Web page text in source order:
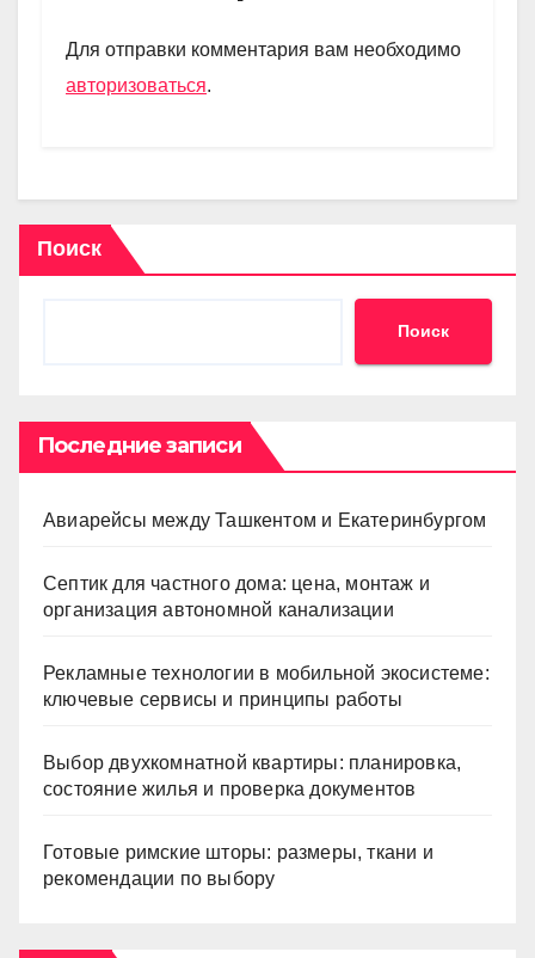
m p
p
a
и
Для отправки комментария вам необходимо
авторизоваться.
Поиск
Поиск
Последние записи
Авиарейсы между Ташкентом и Екатеринбургом
Септик для частного дома: цена, монтаж и
организация автономной канализации
Рекламные технологии в мобильной экосистеме:
ключевые сервисы и принципы работы
Выбор двухкомнатной квартиры: планировка,
состояние жилья и проверка документов
Готовые римские шторы: размеры, ткани и
рекомендации по выбору